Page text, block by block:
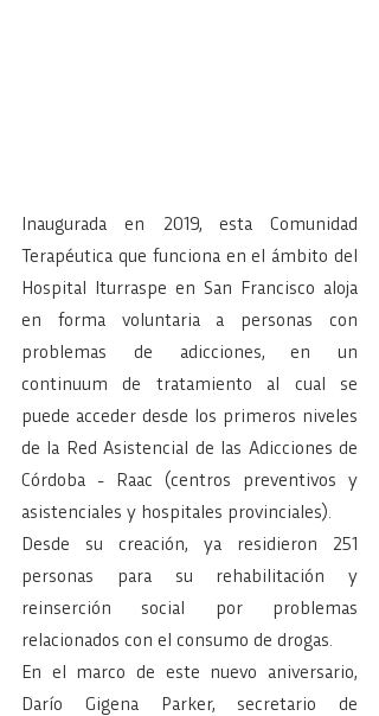
Inaugurada en 2019, esta Comunidad
Terapéutica que funciona en el ámbito del
Hospital Iturraspe en San Francisco aloja
en forma voluntaria a personas con
problemas de adicciones, en un
continuum de tratamiento al cual se
puede acceder desde los primeros niveles
de la Red Asistencial de las Adicciones de
Córdoba - Raac (centros preventivos y
asistenciales y hospitales provinciales).
Desde su creación, ya residieron 251
personas para su rehabilitación y
reinserción social por problemas
relacionados con el consumo de drogas.
En el marco de este nuevo aniversario,
Darío Gigena Parker, secretario de